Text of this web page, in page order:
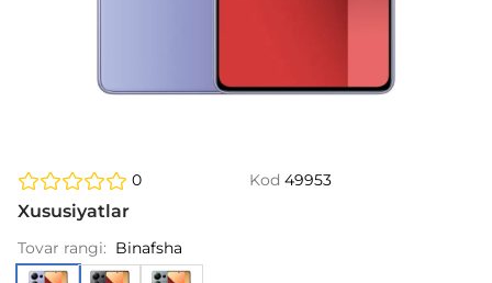
0 Kod 49953
Xususiyatlar
Tovar rangi: Binafsha